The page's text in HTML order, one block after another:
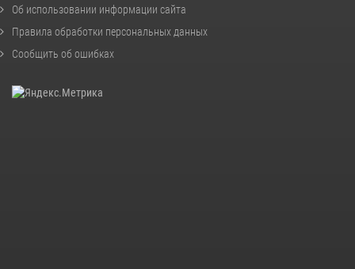
Об использовании информации сайта
Правила обработки персональных данных
Сообщить об ошибках